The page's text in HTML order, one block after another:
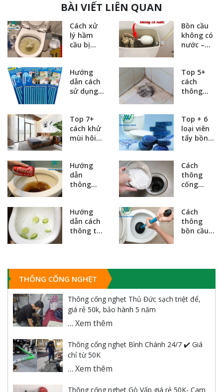
BÀI VIẾT LIÊN QUAN
Cách xử
lý hầm
cầu bị
và an
toàn tại
nhà
Bồn cầu
không có
nước –
cách khắc
phục tại
nhà
Hướng
dẫn cách
sử dụng
cống an
toàn và
sạch triệt
Top 5+
cách
thông
nước sinh
hoạt tại
nhà dễ
Top 7+
cách khử
mùi hôi
ngủ đơn
giản và
hiệu quả
Top + 6
loại viên
tẩy bồn
sạch và
an toàn
nhất 2025
Hướng
dẫn
thông
coca cola
đơn giản,
hiệu quả
Cách
thông
cống
hiệu quả,
dễ làm
tại nhà
Hướng
dẫn cách
thông tắc
quả
nhanh
Cách
thông
bồn cầu
nhanh
nhà
THÔNG CỐNG NGHẸT
Thông cống nghẹt Thủ Đức sạch triệt để,
giá rẻ 50k, bảo hành 5 năm
… Xem thêm
Thông cống nghẹt Bình Chánh 24/7 ✔️ Giá
chỉ từ 50K
… Xem thêm
Thông cống nghẹt Gò Vấp giá rẻ 50K- Cam